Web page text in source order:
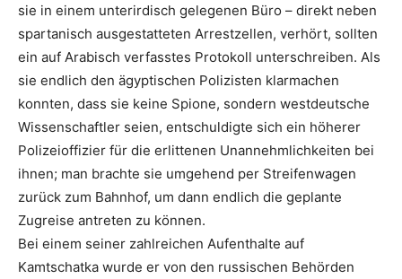
sie in einem unterirdisch gelegenen Büro – direkt neben
spartanisch ausgestatteten Arrestzellen, verhört, sollten
ein auf Arabisch verfasstes Protokoll unterschreiben. Als
sie endlich den ägyptischen Polizisten klarmachen
konnten, dass sie keine Spione, sondern westdeutsche
Wissenschaftler seien, entschuldigte sich ein höherer
Polizeioffizier für die erlittenen Unannehmlichkeiten bei
ihnen; man brachte sie umgehend per Streifenwagen
zurück zum Bahnhof, um dann endlich die geplante
Zugreise antreten zu können.
Bei einem seiner zahlreichen Aufenthalte auf
Kamtschatka wurde er von den russischen Behörden